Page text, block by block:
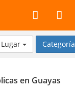
en Guayas